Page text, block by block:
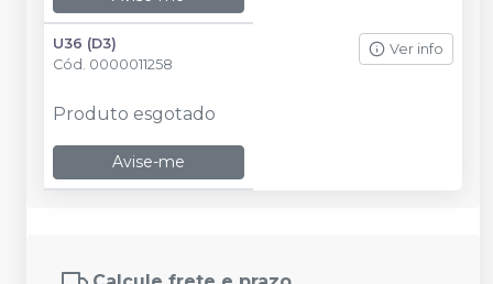
U36 (D3)
Cód. 0000011258
Ver info
Produto esgotado
Avise-me